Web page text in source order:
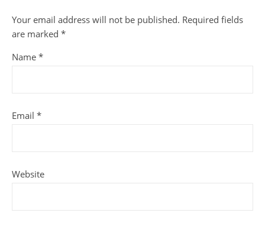
Your email address will not be published. Required fields
are marked *
Name *
Email *
Website